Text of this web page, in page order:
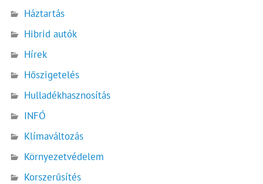
Háztartás
Hibrid autók
Hírek
Hőszigetelés
Hulladékhasznosítás
INFÓ
Klímaváltozás
Környezetvédelem
Korszerűsítés